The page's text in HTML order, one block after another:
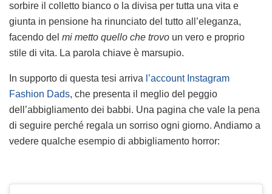
sorbire il colletto bianco o la divisa per tutta una vita e
giunta in pensione ha rinunciato del tutto all’eleganza,
facendo del mi metto quello che trovo un vero e proprio
stile di vita. La parola chiave è marsupio.
In supporto di questa tesi arriva l’account Instagram
Fashion Dads, che presenta il meglio del peggio
dell’abbigliamento dei babbi. Una pagina che vale la pena
di seguire perché regala un sorriso ogni giorno. Andiamo a
vedere qualche esempio di abbigliamento horror: